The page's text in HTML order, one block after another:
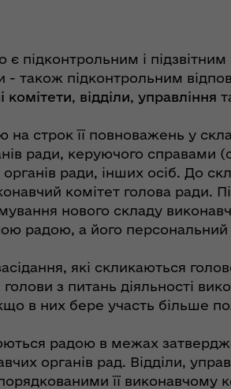
підконтрольним і підзвітним
- також підконтрольним
комітети, відділи, управління
строк її повноважень у
ради, керуючого справами
ради, інших осіб. До
комітет голова ради.
нового складу
радою, а його
які скликаються
з питань діяльності
в них бере участь більше
радою в межах
органів рад. Відділи,
її виконавчому